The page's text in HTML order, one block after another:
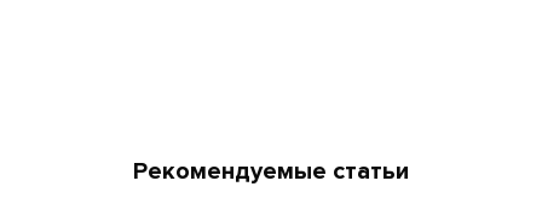
Рекомендуемые статьи